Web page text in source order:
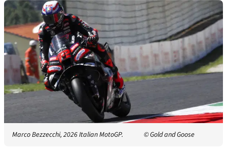
Marco Bezzecchi, 2026 Italian MotoGP. © Gold and Goose